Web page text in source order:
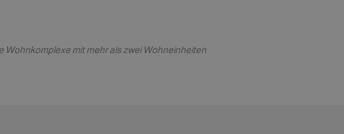
Wohnkomplexe mit mehr als zwei Wohneinheiten